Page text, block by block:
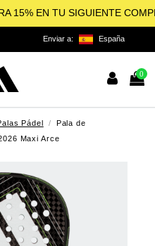
15% EN TU SIGUIENTE
Enviar a: España
0
Pádel
Pala de
Maxi Arce